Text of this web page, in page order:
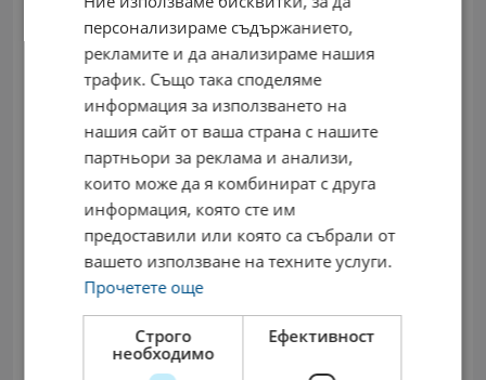
Изпрати Съобщение
Изпрати Съобщение
персонализираме съдържанието,
рекламите и да анализираме нашия
трафик. Също така споделяме
информация за използването на
нашия сайт от ваша страна с нашите
партньори за реклама и анализи,
които може да я комбинират с друга
информация, която сте им
предоставили или която са събрали от
вашето използване на техните услуги.
Прочетете още
Строго
необходимо
Ефективност